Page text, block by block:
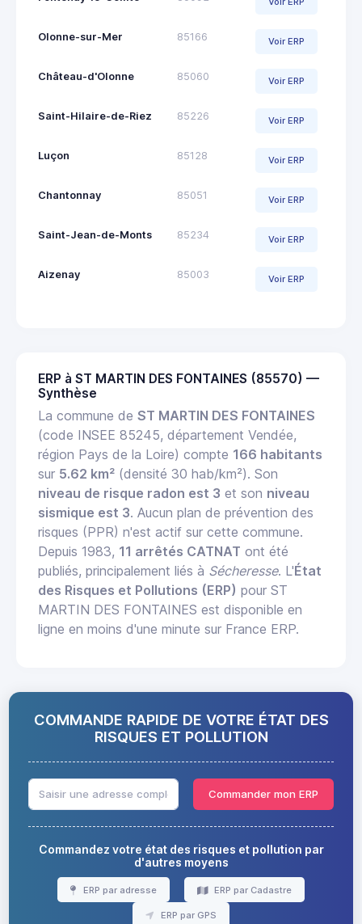
Olonne-sur-Mer 85166 Voir ERP
Château-d'Olonne 85060 Voir ERP
Saint-Hilaire-de-Riez 85226 Voir ERP
Luçon 85128 Voir ERP
Chantonnay 85051 Voir ERP
Saint-Jean-de-Monts 85234 Voir ERP
Aizenay 85003 Voir ERP
ERP à ST MARTIN DES FONTAINES (85570) —
Synthèse
La commune de ST MARTIN DES FONTAINES
(code INSEE 85245, département Vendée,
région Pays de la Loire) compte 166 habitants
sur 5.62 km² (densité 30 hab/km²). Son
niveau de risque radon est 3 et son niveau
sismique est 3. Aucun plan de prévention des
risques (PPR) n'est actif sur cette commune.
Depuis 1983, 11 arrêtés CATNAT ont été
publiés, principalement liés à Sécheresse. L'État
des Risques et Pollutions (ERP) pour ST
MARTIN DES FONTAINES est disponible en
ligne en moins d'une minute sur France ERP.
COMMANDE RAPIDE DE VOTRE ÉTAT DES
RISQUES ET POLLUTION
Commander mon ERP
Commandez votre état des risques et pollution par
d'autres moyens
ERP par adresse ERP par Cadastre
ERP par GPS